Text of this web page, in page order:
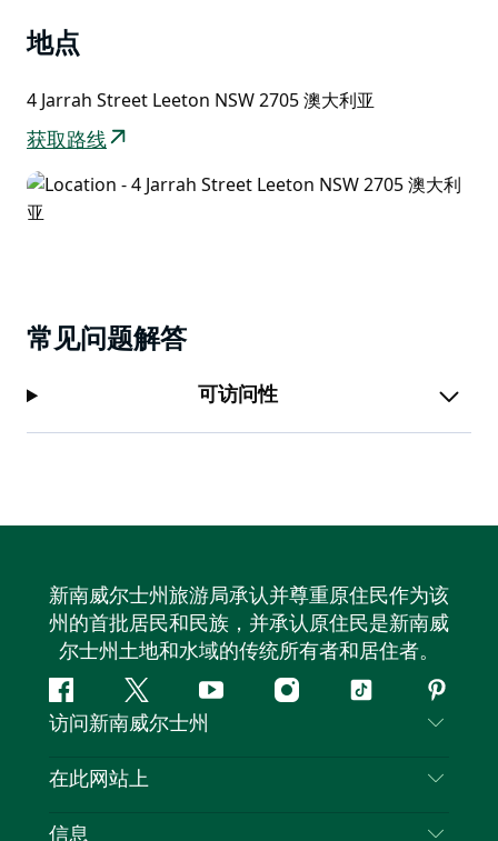
地点
4 Jarrah Street Leeton NSW 2705 澳大利亚
获取路线
常见问题解答
可访问性
新南威尔士州旅游局承认并尊重原住民作为该
州的首批居民和民族，并承认原住民是新南威
尔士州土地和水域的传统所有者和居住者。
Facebook叽
叽
喳
YouTubeInstagram
抖
访问新南威尔士州
联系我们
在此网站上
目的地
信息